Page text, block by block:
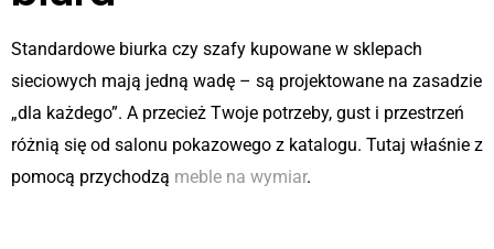
Standardowe biurka czy szafy kupowane w sklepach
sieciowych mają jedną wadę – są projektowane na zasadzie
„dla każdego”. A przecież Twoje potrzeby, gust i przestrzeń
różnią się od salonu pokazowego z katalogu. Tutaj właśnie z
pomocą przychodzą meble na wymiar.